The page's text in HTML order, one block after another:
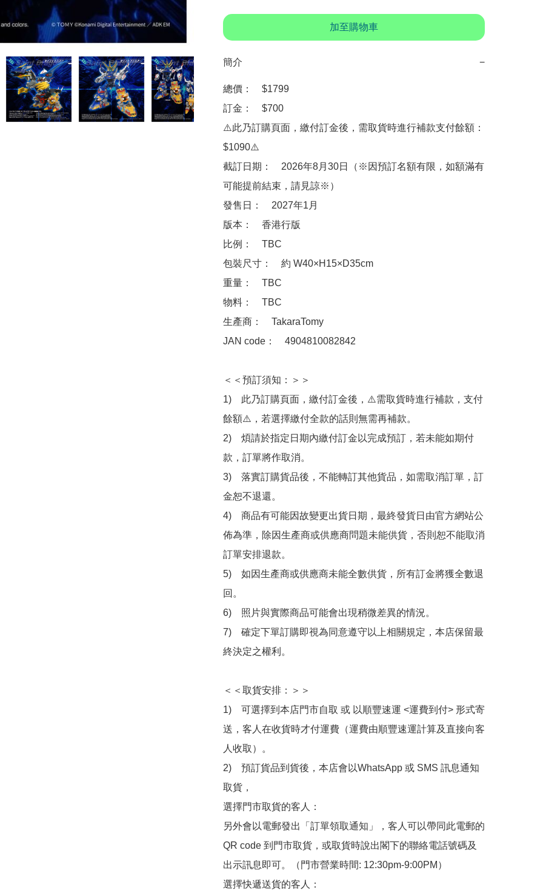
加至購物車
簡介 −
總價：　$1799
訂金：　$700
⚠️此乃訂購頁面，繳付訂金後，需取貨時進行補款支付餘額：
$1090⚠️
截訂日期：　2026年8月30日（※因預訂名額有限，如額滿有
可能提前結束，請見諒※）
發售日：　2027年1月
版本：　香港行版
比例：　TBC
包裝尺寸：　約 W40×H15×D35cm
重量：　TBC
物料：　TBC
生產商：　TakaraTomy
JAN code：　4904810082842
＜＜預訂須知：＞＞
1)　此乃訂購頁面，繳付訂金後，⚠️需取貨時進行補款，支付
餘額⚠️，若選擇繳付全款的話則無需再補款。
2)　煩請於指定日期內繳付訂金以完成預訂，若未能如期付
款，訂單將作取消。
3)　落實訂購貨品後，不能轉訂其他貨品，如需取消訂單，訂
金恕不退還。
4)　商品有可能因故變更出貨日期，最終發貨日由官方網站公
佈為準，除因生產商或供應商問題未能供貨，否則恕不能取消
訂單安排退款。
5)　如因生產商或供應商未能全數供貨，所有訂金將獲全數退
回。
6)　照片與實際商品可能會出現稍微差異的情況。
7)　確定下單訂購即視為同意遵守以上相關規定，本店保留最
終決定之權利。
＜＜取貨安排：＞＞
1)　可選擇到本店門市自取 或 以順豐速運 <運費到付> 形式寄
送，客人在收貨時才付運費（運費由順豐速運計算及直接向客
人收取）。
2)　預訂貨品到貨後，本店會以WhatsApp 或 SMS 訊息通知
取貨，
選擇門市取貨的客人：
另外會以電郵發出「訂單領取通知」，客人可以帶同此電郵的
QR code 到門市取貨，或取貨時說出閣下的聯絡電話號碼及
出示訊息即可。（門市營業時間: 12:30pm-9:00PM）
選擇快遞送貨的客人：